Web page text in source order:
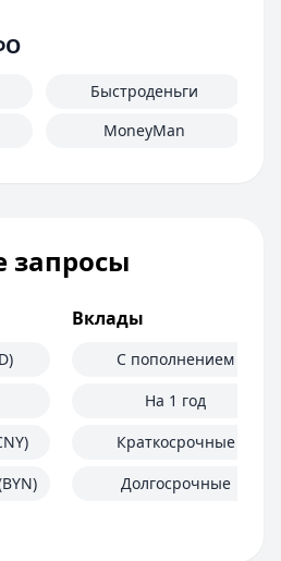
Быстроденьги
MoneyMan
запросы
Вклады
С пополнением
На 1 год
Краткосрочные
Долгосрочные